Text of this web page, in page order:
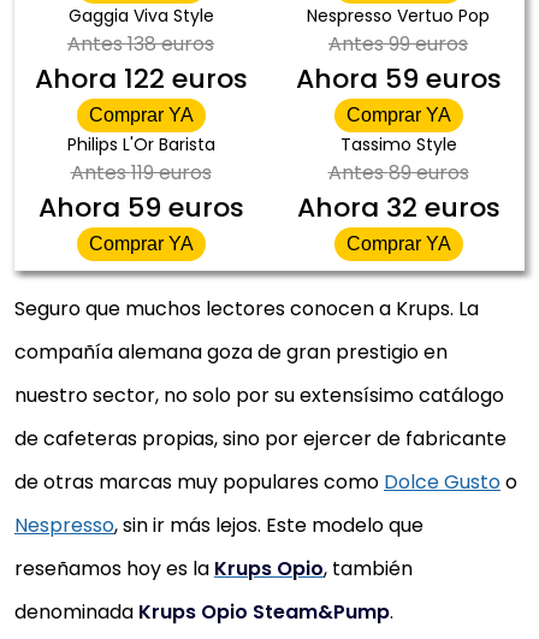
Gaggia Viva Style
Antes138 euros
Ahora 122 euros
Comprar YA
Nespresso Vertuo Pop
Antes99 euros
Ahora 59 euros
Comprar YA
Philips L'Or Barista
Antes119 euros
Ahora 59 euros
Comprar YA
Tassimo Style
Antes89 euros
Ahora 32 euros
Comprar YA
Seguro que muchos lectores conocen a Krups. La
compañía alemana goza de gran prestigio en
nuestro sector, no solo por su extensísimo catálogo
de cafeteras propias, sino por ejercer de fabricante
de otras marcas muy populares como Dolce Gustoo
Nespresso, sin ir más lejos. Este modelo que
reseñamos hoy es la Krups Opio, también
denominada Krups Opio Steam&Pump.